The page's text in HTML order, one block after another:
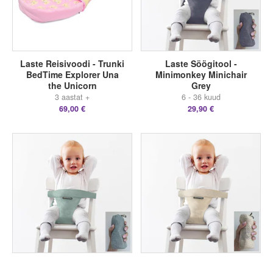
Laste Reisivoodi - Trunki
BedTime Explorer Una
the Unicorn
3 aastat +
69,00 €
Laste Söögitool -
Minimonkey Minichair
Grey
6 - 36 kuud
29,90 €